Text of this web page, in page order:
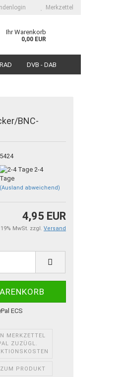
Merkzettel
Ihr Warenkorb
0,00 EUR
DVB - DAB
BNC-
5424
2-4
Tage
(Ausland abweichend)
4,95 EUR
MwSt. zzgl. Versand
MERKZETTEL
ZUZÜGL.
ZUM PRODUKT